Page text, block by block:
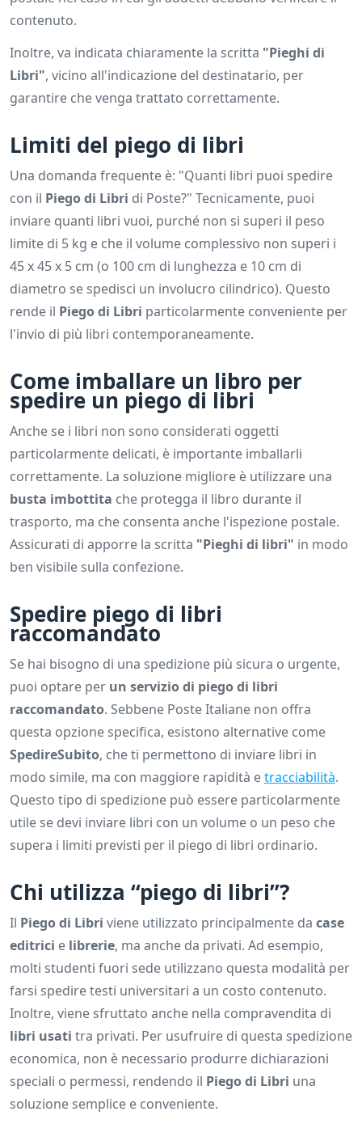
contenuto.
Inoltre, va indicata chiaramente la scritta "Pieghi di
Libri", vicino all'indicazione del destinatario, per
garantire che venga trattato correttamente.
Limiti del piego di libri
Una domanda frequente è: "Quanti libri puoi spedire
con il Piego di Libri di Poste?" Tecnicamente, puoi
inviare quanti libri vuoi, purché non si superi il peso
limite di 5 kg e che il volume complessivo non superi i
45 x 45 x 5 cm (o 100 cm di lunghezza e 10 cm di
diametro se spedisci un involucro cilindrico). Questo
rende il Piego di Libri particolarmente conveniente per
l'invio di più libri contemporaneamente.
Come imballare un libro per
spedire un piego di libri
Anche se i libri non sono considerati oggetti
particolarmente delicati, è importante imballarli
correttamente. La soluzione migliore è utilizzare una
busta imbottita che protegga il libro durante il
trasporto, ma che consenta anche l'ispezione postale.
Assicurati di apporre la scritta "Pieghi di libri" in modo
ben visibile sulla confezione.
Spedire piego di libri
raccomandato
Se hai bisogno di una spedizione più sicura o urgente,
puoi optare per un servizio di piego di libri
raccomandato. Sebbene Poste Italiane non offra
questa opzione specifica, esistono alternative come
SpedireSubito, che ti permettono di inviare libri in
modo simile, ma con maggiore rapidità etracciabilità.
Questo tipo di spedizione può essere particolarmente
utile se devi inviare libri con un volume o un peso che
supera i limiti previsti per il piego di libri ordinario.
Chi utilizza “piego di libri”?
Il Piego di Libri viene utilizzato principalmente da case
editrici e librerie, ma anche da privati. Ad esempio,
molti studenti fuori sede utilizzano questa modalità per
farsi spedire testi universitari a un costo contenuto.
Inoltre, viene sfruttato anche nella compravendita di
libri usati tra privati. Per usufruire di questa spedizione
economica, non è necessario produrre dichiarazioni
speciali o permessi, rendendo il Piego di Libri una
soluzione semplice e conveniente.